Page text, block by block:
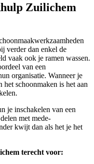
Zuilichem
verder dan enkel de
vaak ook je ramen wassen.
van een
organisatie. Wanneer je
schoonmaken is het aan
je inschakelen van een
met mede-
kwijt dan als het je het
terecht voor: